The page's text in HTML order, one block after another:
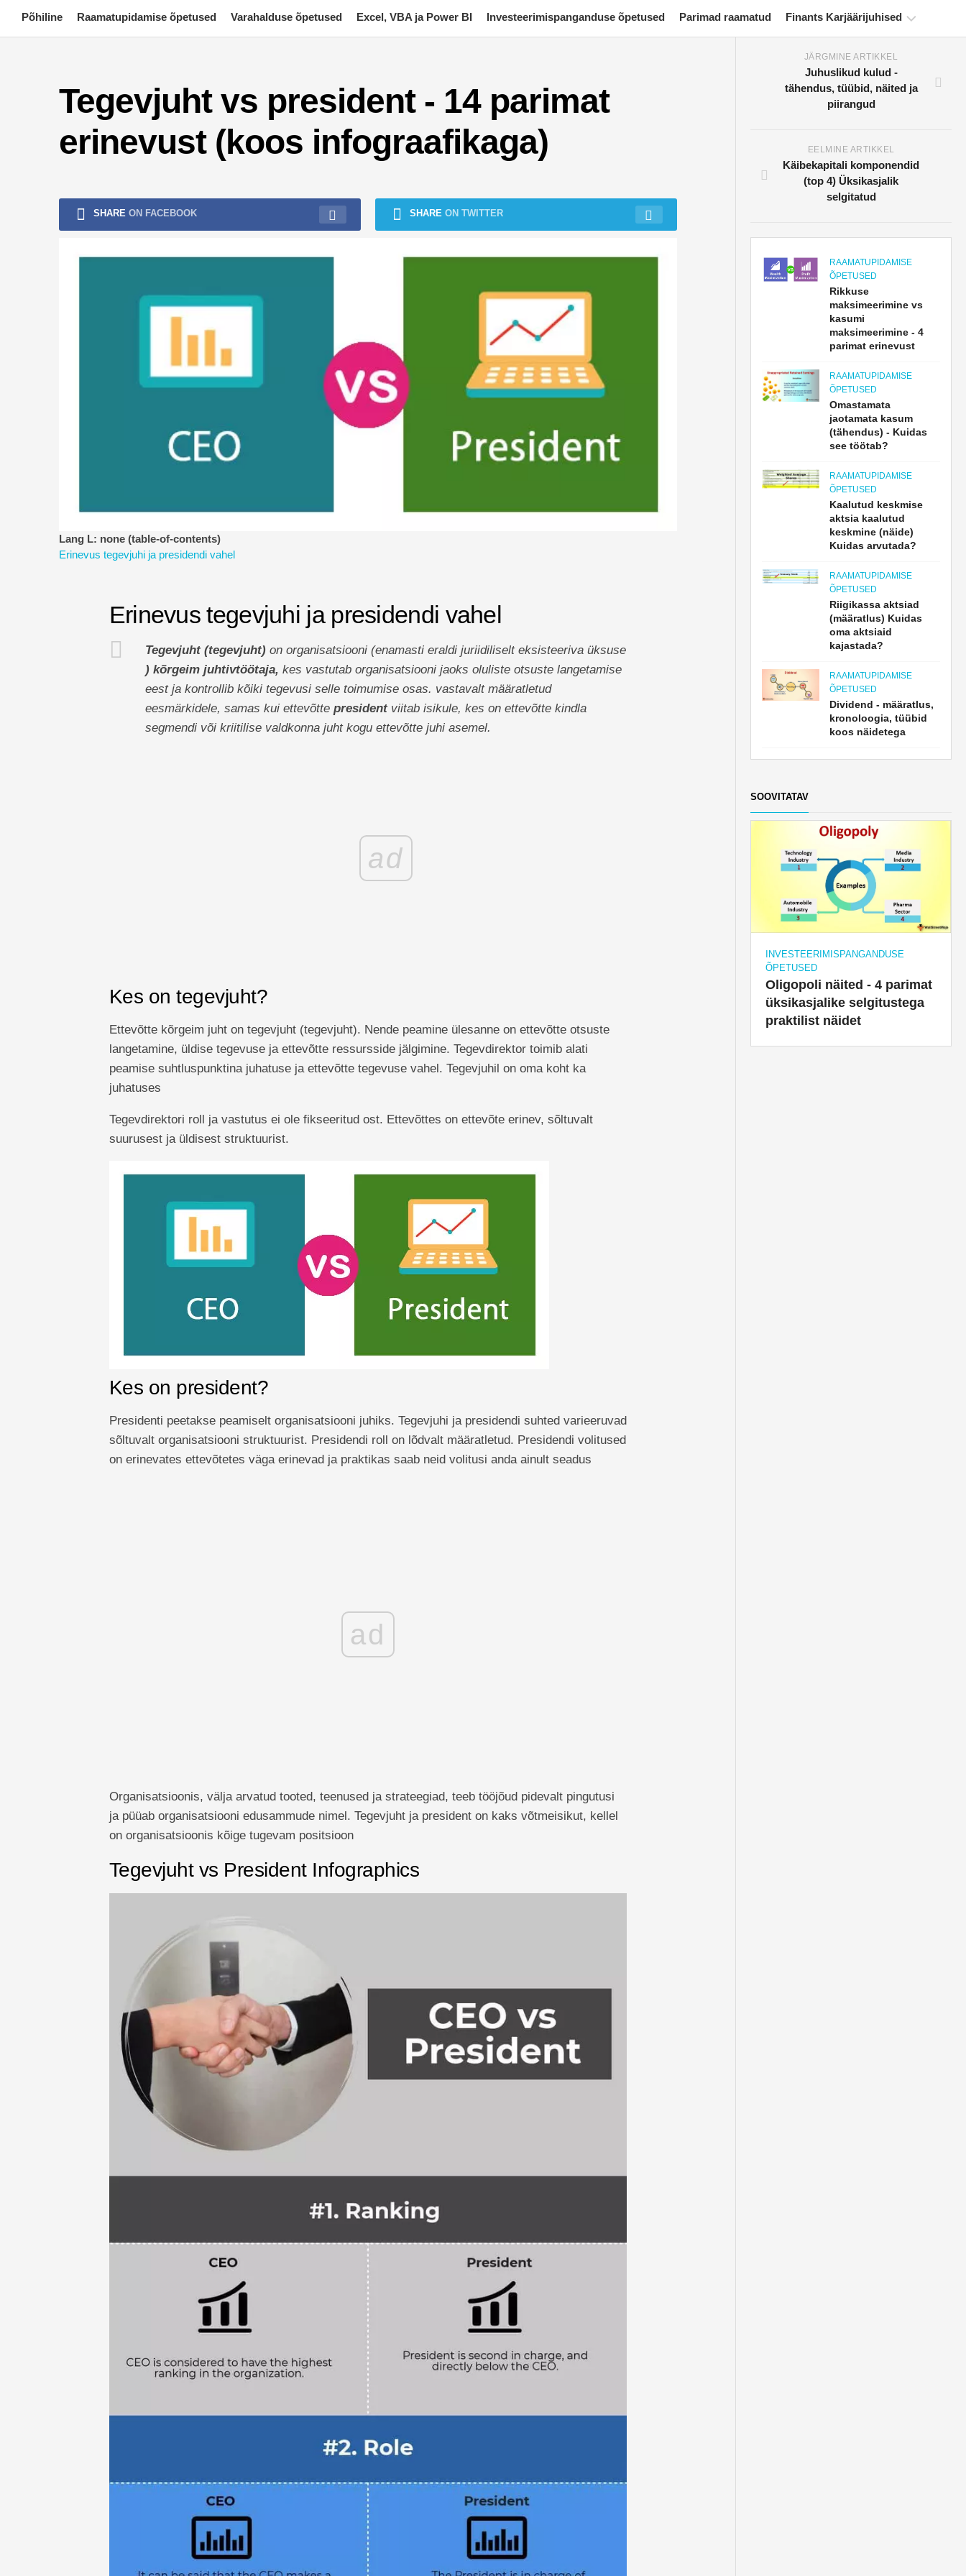
content
Põhiline Raamatupidamise õpetused Varahalduse õpetused Excel, VBA ja Power BI Investeerimispanganduse õpetused Parimad raamatud Finants Karjäärijuhised
Rahanduse
sertifitseerimise
ressursid
Täisvorm
Riskijuhtimise
Tegevjuht vs president - 14 parimat
erinevust (koos infograafikaga)
SHARE ON FACEBOOK SHARE ON TWITTER
Lang L: none (table-of-contents)
Erinevus tegevjuhi ja presidendi vahel
Erinevus tegevjuhi ja presidendi vahel
Tegevjuht (tegevjuht)on organisatsiooni (enamasti eraldi juriidiliselt eksisteeriva üksuse
) kõrgeim juhtivtöötaja, kes vastutab organisatsiooni jaoks oluliste otsuste langetamise
eest ja kontrollib kõiki tegevusi selle toimumise osas. vastavalt määratletud
eesmärkidele, samas kui ettevõtte presidentviitab isikule, kes on ettevõtte kindla
segmendi või kriitilise valdkonna juht kogu ettevõtte juhi asemel.
ad
Kes on tegevjuht?
Ettevõtte kõrgeim juht on tegevjuht (tegevjuht). Nende peamine ülesanne on ettevõtte otsuste
langetamine, üldise tegevuse ja ettevõtte ressursside jälgimine. Tegevdirektor toimib alati
peamise suhtluspunktina juhatuse ja ettevõtte tegevuse vahel. Tegevjuhil on oma koht ka
juhatuses
Tegevdirektori roll ja vastutus ei ole fikseeritud ost. Ettevõttes on ettevõte erinev, sõltuvalt
suurusest ja üldisest struktuurist.
Kes on president?
Presidenti peetakse peamiselt organisatsiooni juhiks. Tegevjuhi ja presidendi suhted varieeruvad
sõltuvalt organisatsiooni struktuurist. Presidendi roll on lõdvalt määratletud. Presidendi volitused
on erinevates ettevõtetes väga erinevad ja praktikas saab neid volitusi anda ainult seadus
ad
Organisatsioonis, välja arvatud tooted, teenused ja strateegiad, teeb tööjõud pidevalt pingutusi
ja püüab organisatsiooni edusammude nimel. Tegevjuht ja president on kaks võtmeisikut, kellel
on organisatsioonis kõige tugevam positsioon
Tegevjuht vs President Infographics
JÄRGMINE ARTIKKEL
Juhuslikud kulud -
tähendus, tüübid, näited ja
piirangud
EELMINE ARTIKKEL
Käibekapitali komponendid
(top 4) Üksikasjalik
selgitatud
RAAMATUPIDAMISE
ÕPETUSED
Rikkuse
maksimeerimine vs
kasumi
maksimeerimine - 4
parimat erinevust
RAAMATUPIDAMISE
ÕPETUSED
Omastamata
jaotamata kasum
(tähendus) - Kuidas
see töötab?
RAAMATUPIDAMISE
ÕPETUSED
Kaalutud keskmise
aktsia kaalutud
keskmine (näide)
Kuidas arvutada?
RAAMATUPIDAMISE
ÕPETUSED
Riigikassa aktsiad
(määratlus) Kuidas
oma aktsiaid
kajastada?
RAAMATUPIDAMISE
ÕPETUSED
Dividend - määratlus,
kronoloogia, tüübid
koos näidetega
SOOVITATAV
INVESTEERIMISPANGANDUSE
ÕPETUSED
Oligopoli näited - 4 parimat
üksikasjalike selgitustega
praktilist näidet